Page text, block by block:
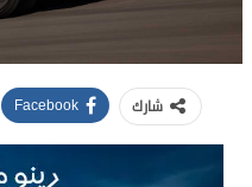
شارك Facebook